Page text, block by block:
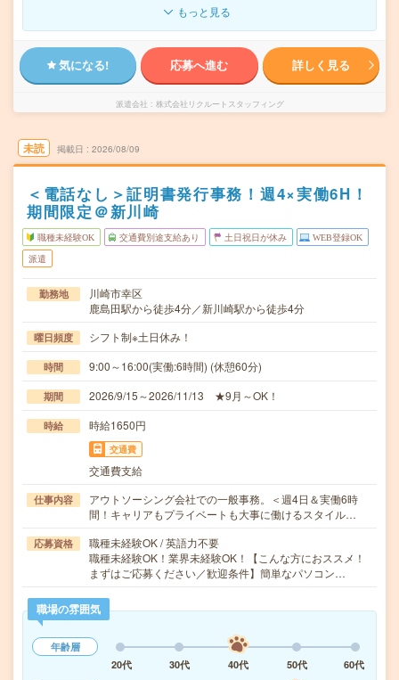
もっと見る
気になる! 応募へ進む 詳しく見る
派遣会社 株式会社リクルートスタッフィング
未読 掲載日 2026/08/09
＜電話なし＞証明書発行事務！週4×実働6H！
期間限定＠新川崎
職種未経験OK 交通費別途支給あり 土日祝日が休み WEB登録OK
派遣
勤務地
川崎市幸区
鹿島田駅から徒歩4分／新川崎駅から徒歩4分
曜日頻度 シフト制※土日休み！
時間 9:00～16:00(実働:6時間) (休憩60分)
期間 2026/9/15～2026/11/13 ★9月～OK！
時給 時給1650円
交通費
交通費支給
仕事内容
アウトソーシング会社での一般事務。＜週4日＆実働6時
間！キャリアもプライベートも大事に働けるスタイル…
応募資格
職種未経験OK / 英語力不要
職種未経験OK！業界未経験OK！【こんな方におススメ！
まずはご応募ください／歓迎条件】簡単なパソコン…
職場の雰囲気
年齢層
20代
30代 40代 50代
60代